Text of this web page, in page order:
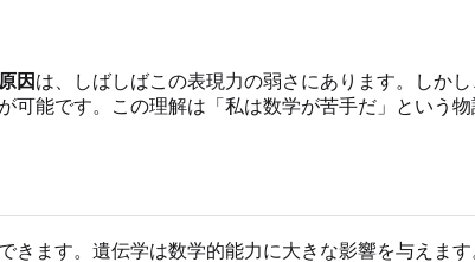
因 は、しばしばこの表現力の弱さにあります。しか
能です。この理解は「私は数学が苦手だ」という
きます。遺伝学は数学的能力に大きな影響を与えま